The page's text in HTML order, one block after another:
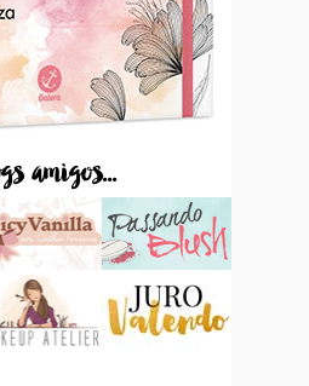
amigos...